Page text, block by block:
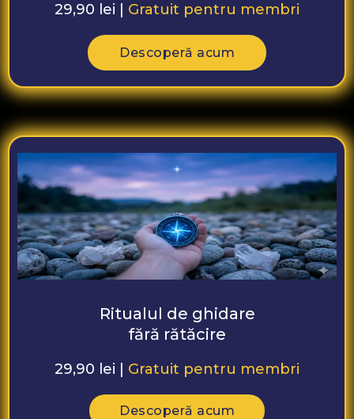
29,90 lei | Gratuit pentru membri
Descoperă acum
Ritualul de ghidare
fără rătăcire
29,90 lei | Gratuit pentru membri
Descoperă acum